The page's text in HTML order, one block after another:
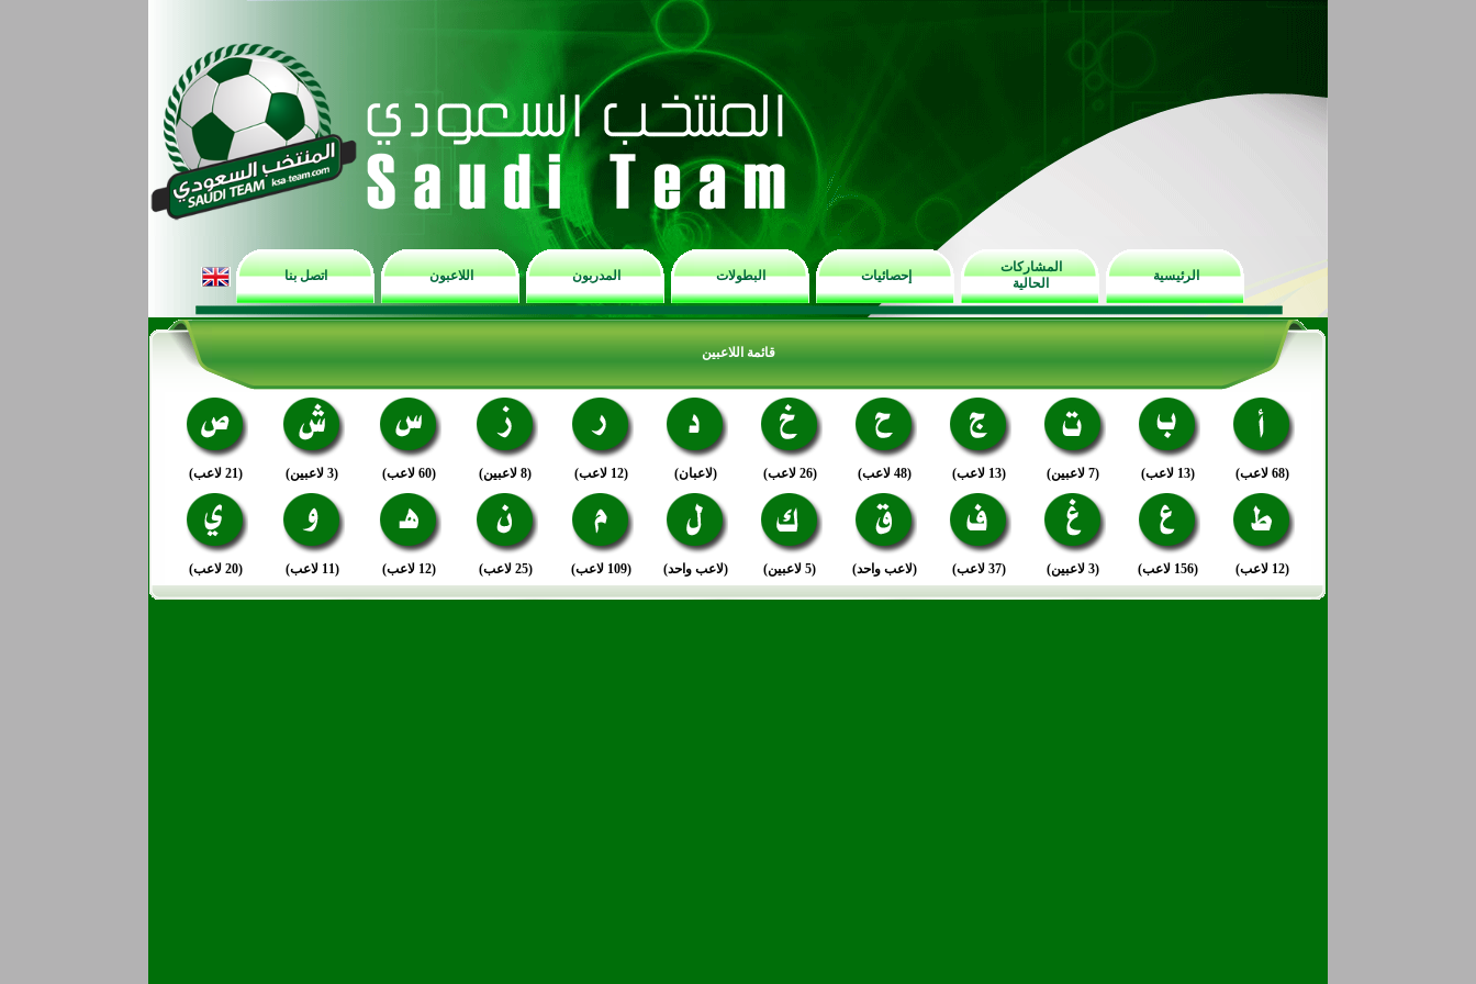
الرئيسية
المشاركات
الحالية
إحصائيات البطولات المدربون اللاعبون اتصل بنا
قائمة اللاعبين
(68 لاعب) (13 لاعب) (7 لاعبين) (13 لاعب) (48 لاعب) (26 لاعب) (لاعبان) (12 لاعب) (8 لاعبين) (60 لاعب) (3 لاعبين) (21 لاعب)
(12 لاعب) (156 لاعب) (3 لاعبين) (37 لاعب) (لاعب واحد) (5 لاعبين) (لاعب واحد) (109 لاعب) (25 لاعب) (12 لاعب) (11 لاعب) (20 لاعب)